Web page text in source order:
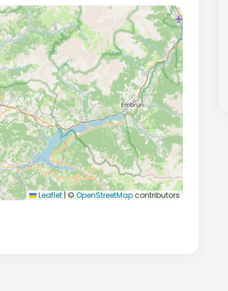
Leaflet |© OpenStreetMapcontributors